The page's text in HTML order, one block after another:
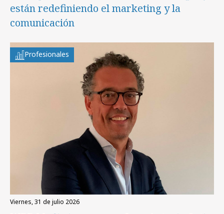
están redefiniendo el marketing y la
comunicación
Profesionales
viernes, 31 de julio 2026